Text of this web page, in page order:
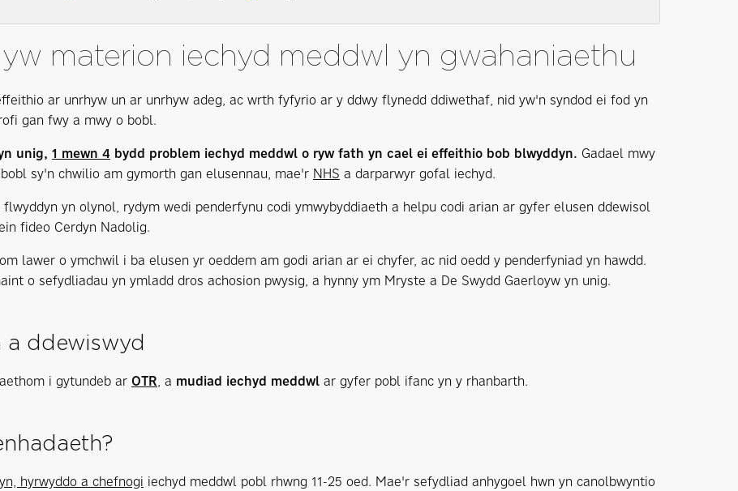
materion iechyd meddwl yn gwahaniaethu
ar unrhyw un ar unrhyw adeg, ac wrth fyfyrio ar y ddwy flynedd ddiwethaf, nid yw'n syndod ei fod yn
gan fwy a mwy o bobl.
unig, 1 mewn 4 bydd problem iechyd meddwl o ryw fath yn cael ei effeithio bob blwyddyn. Gadael mwy
sy'n chwilio am gymorth gan elusennau, mae'r NHS a darparwyr gofal iechyd.
yn olynol, rydym wedi penderfynu codi ymwybyddiaeth a helpu codi arian ar gyfer elusen ddewisol
fideo Cerdyn Nadolig.
lawer o ymchwil i ba elusen yr oeddem am godi arian ar ei chyfer, ac nid oedd y penderfyniad yn hawdd.
o sefydliadau yn ymladd dros achosion pwysig, a hynny ym Mryste a De Swydd Gaerloyw yn unig.
a ddewiswyd
i gytundeb ar OTR, a mudiad iechyd meddwl ar gyfer pobl ifanc yn y rhanbarth.
hyrwyddo a chefnogi iechyd meddwl pobl rhwng 11-25 oed. Mae'r sefydliad anhygoel hwn yn canolbwyntio